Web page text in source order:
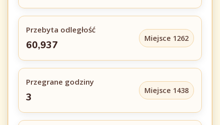
Przebyta odległość
60,937
Miejsce 1262
Przegrane godziny
3
Miejsce 1438